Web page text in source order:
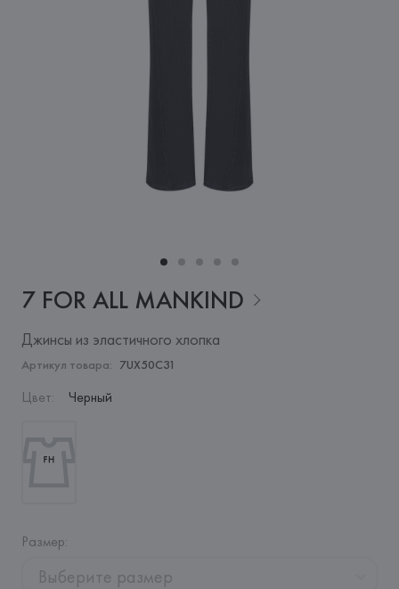
7 FOR ALL MANKIND
Джинсы из эластичного хлопка
Артикул товара: 7UX50C31
Цвет: Черный
Размер:
Выберите размер